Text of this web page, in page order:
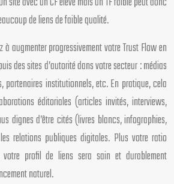
de liens de faible qualité.
à augmenter progressivement votre Trust Flow en
des sites d’autorité dans votre secteur : médias
partenaires institutionnels, etc. En pratique, cela
éditoriales (articles invités, interviews,
dignes d’être cités (livres blancs, infographies,
relations publiques digitales. Plus votre ratio
profil de liens sera sain et durablement
naturel.